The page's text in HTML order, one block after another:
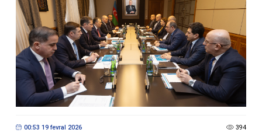
Büdcə vəsaitlərinin istifadəsində maliyyə intizamının